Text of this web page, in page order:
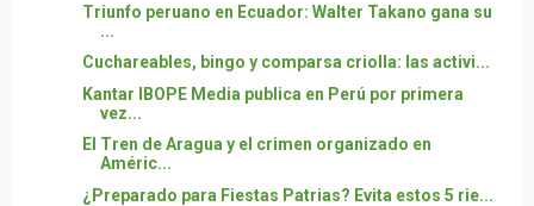
Triunfo peruano en Ecuador: Walter Takano gana su
...
Cuchareables, bingo y comparsa criolla: las activi...
Kantar IBOPE Media publica en Perú por primera
vez...
El Tren de Aragua y el crimen organizado en
Améric...
¿Preparado para Fiestas Patrias? Evita estos 5 rie...